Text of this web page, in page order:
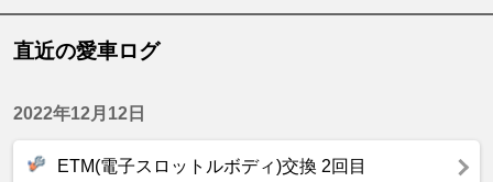
直近の愛車ログ
2022年12月12日
ETM(電子スロットルボディ)交換 2回目